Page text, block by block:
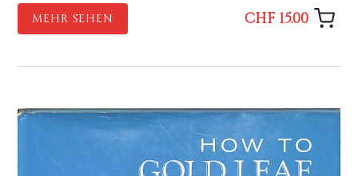
MEHR SEHEN CHF 15.00